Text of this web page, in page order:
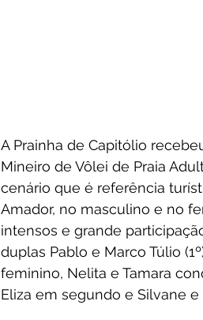
A Prainha de Capitólio
Mineiro de Vôlei de Praia
cenário que é referência
Amador, no masculino e no
intensos e grande
duplas Pablo e Marco Túlio
feminino, Nelita e Tamara
Eliza em segundo e Silvane